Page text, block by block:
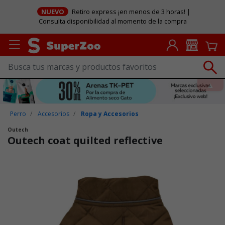
NUEVO
Retiro express ¡en menos de 3 horas! |
Consulta disponibilidad al momento de la compra
Perro Accesorios Ropa y Accesorios
Outech
Outech coat quilted reflective